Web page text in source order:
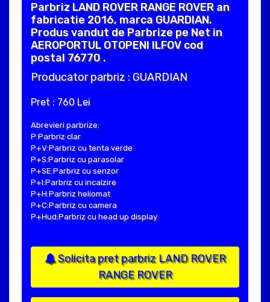
Parbriz LAND ROVER RANGE ROVER an
fabricatie 2016, marca GUARDIAN.
Produs vandut de Parbrize pe Net in
AEROPORTUL OTOPENI ILFOV cod
postal 76770 .
Producator parbriz : GUARDIAN
Pret : 760 Lei
Abrevieri parbrize:
P:Parbriz clar
P+V:Parbriz cu tenta verde
P+S:Parbriz cu parasolar
P+SE:Parbriz cu senzor
P+I:Parbriz cu incalzire
P+H:Parbriz heliomat
P+C:Parbriz cu camera
P+Hud:Parbriz cu head up display
Solicita pret parbriz LAND ROVER
RANGE ROVER